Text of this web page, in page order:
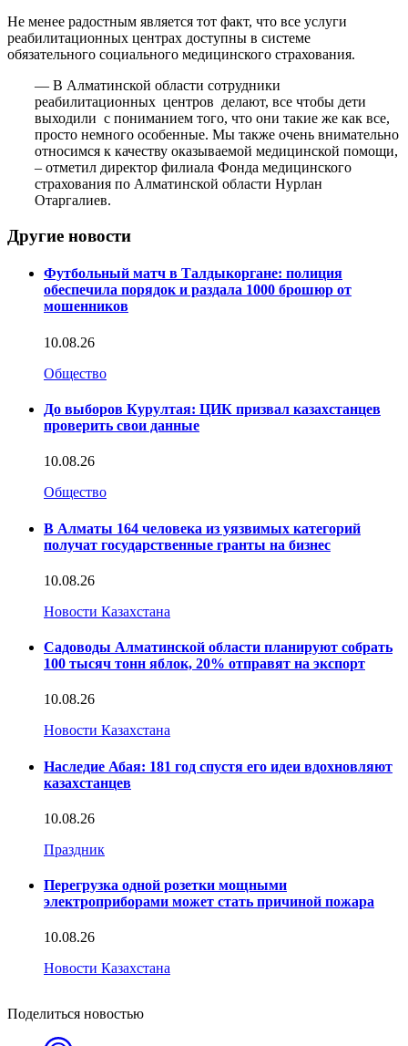
Не менее радостным является тот факт, что все услуги
реабилитационных центрах доступны в системе
обязательного социального медицинского страхования.
— В Алматинской области сотрудники
реабилитационных центров делают, все чтобы дети
выходили с пониманием того, что они такие же как все,
просто немного особенные. Мы также очень внимательно
относимся к качеству оказываемой медицинской помощи,
– отметил директор филиала Фонда медицинского
страхования по Алматинской области Нурлан
Отаргалиев.
Другие новости
Футбольный матч в Талдыкоргане: полиция
обеспечила порядок и раздала 1000 брошюр от
мошенников
10.08.26
Общество
До выборов Курултая: ЦИК призвал казахстанцев
проверить свои данные
10.08.26
Общество
В Алматы 164 человека из уязвимых категорий
получат государственные гранты на бизнес
10.08.26
Новости Казахстана
Садоводы Алматинской области планируют собрать
100 тысяч тонн яблок, 20% отправят на экспорт
10.08.26
Новости Казахстана
Наследие Абая: 181 год спустя его идеи вдохновляют
казахстанцев
10.08.26
Праздник
Перегрузка одной розетки мощными
электроприборами может стать причиной пожара
10.08.26
Новости Казахстана
Поделиться новостью